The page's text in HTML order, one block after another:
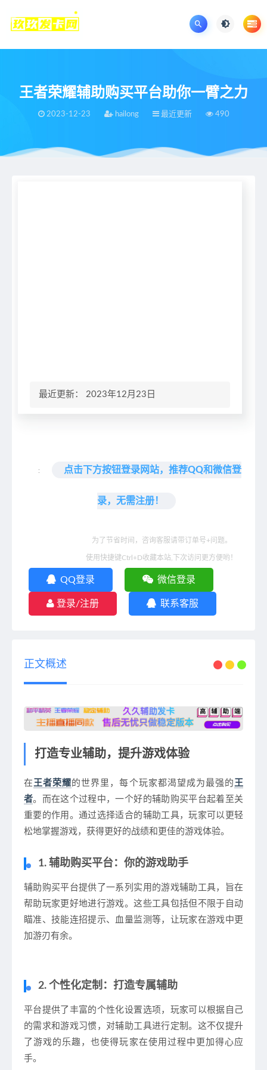
王者荣耀辅助购买平台助你一臂之力
2023-12-23 hailong 最近更新 490
当前位置：王者荣耀辅助网 最近更新 >王者荣耀辅助购买平台助你一臂之力
最近更新： 2023年12月23日
: 点击下方按钮登录网站，推荐QQ和微信登
录，无需注册！
为了节省时间，咨询客服请带订单号+问题。
使用快捷键Ctrl+D收藏本站,下次访问更方便哟！
QQ登录 微信登录
登录/注册 联系客服
正文概述
打造专业辅助，提升游戏体验
在 王者荣耀的世界里，每个玩家都渴望成为最强的 王
者。而在这个过程中，一个好的辅助购买平台起着至关
重要的作用。通过选择适合的辅助工具，玩家可以更轻
松地掌握游戏，获得更好的战绩和更佳的游戏体验。
1. 辅助购买平台：你的游戏助手
辅助购买平台提供了一系列实用的游戏辅助工具，旨在
帮助玩家更好地进行游戏。这些工具包括但不限于自动
瞄准、技能连招提示、血量监测等，让玩家在游戏中更
加游刃有余。
2. 个性化定制：打造专属辅助
平台提供了丰富的个性化设置选项，玩家可以根据自己
的需求和游戏习惯，对辅助工具进行定制。这不仅提升
了游戏的乐趣，也使得玩家在使用过程中更加得心应
手。